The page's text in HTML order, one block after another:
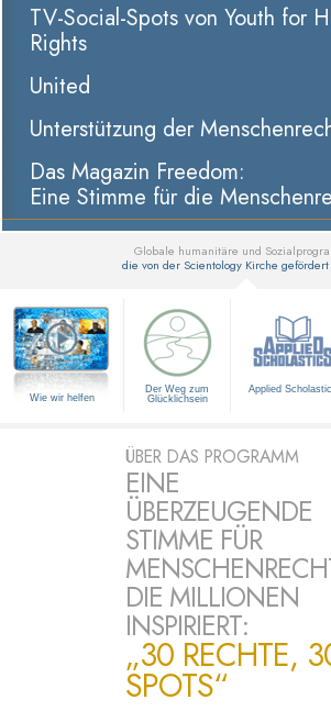
TV-Social-Spots von Youth for
Rights
United
Unterstützung der
Das Magazin Freedom:
Eine Stimme für die
Globale humanitäre und
die von der Scientology Kirche
Wie wir helfen
Der Weg zum
Glücklichsein
Applied
ÜBER DAS PROGRAMM
EINE
ÜBERZEUGENDE
STIMME FÜR
DIE MILLIONEN
INSPIRIERT:
„30 RECHTE,
SPOTS“